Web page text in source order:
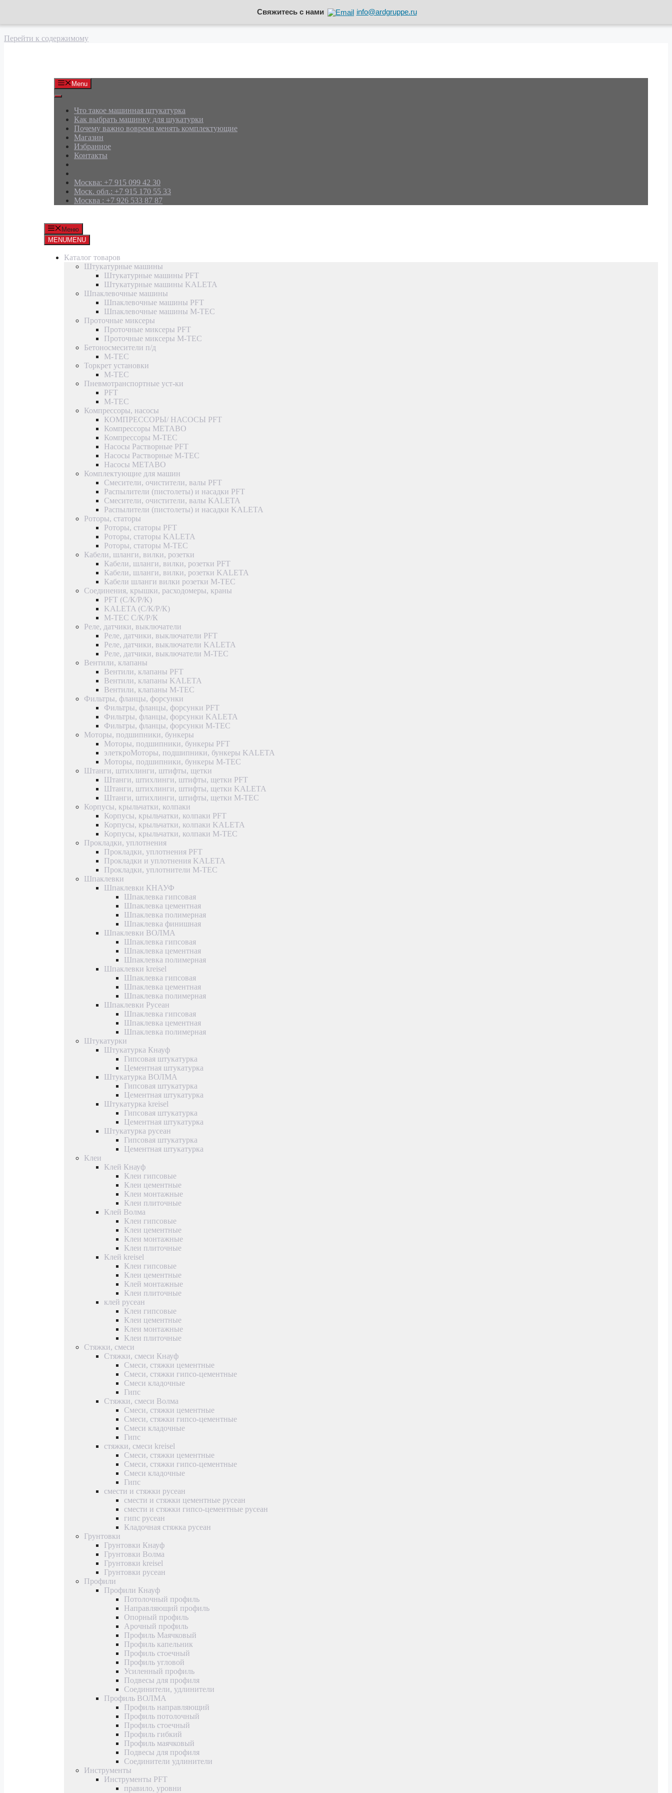
Свяжитесь с нами info@ardgruppe.ru
Перейти к содержимому
Menu
Что такое машинная штукатурка
Как выбрать машинку для шукатурки
Почему важно вовремя менять комплектующие
Магазин
Избранное
Контакты
Москва: +7 915 099 42 30
Моск. обл.: +7 915 170 55 33
Москва : +7 926 533 87 87
Меню
MENUMENU
Каталог товаров
Штукатурные машины
Штукатурные машины PFT
Штукатурные машины KALETA
Шпаклевочные машины
Шпаклевочные машины PFT
Шпаклевочные машины M-TEC
Проточные миксеры
Проточные миксеры PFT
Проточные миксеры M-TEC
Бетоносмесители п/д
M-TEC
Торкрет установки
M-TEC
Пневмотранспортные уст-ки
PFT
M-TEC
Компрессоры, насосы
КОМПРЕССОРЫ/ НАСОСЫ PFT
Компрессоры METABO
Компрессоры M-TEC
Насосы Растворные PFT
Насосы Растворные M-TEC
Насосы METABO
Комплектующие для машин
Смесители, очистители, валы PFT
Распылители (пистолеты) и насадки PFT
Смесители, очистители, валы KALETA
Распылители (пистолеты) и насадки KALETA
Роторы, статоры
Роторы, статоры PFT
Роторы, статоры KALETA
Роторы, статоры M-TEC
Кабели, шланги, вилки, розетки
Кабели, шланги, вилки, розетки PFT
Кабели, шланги, вилки, розетки KALETA
Кабели шланги вилки розетки M-TEC
Соединения, крышки, расходомеры, краны
PFT (С/К/Р/К)
KALETA (С/К/Р/К)
M-TEC С/К/Р/К
Реле, датчики, выключатели
Реле, датчики, выключатели PFT
Реле, датчики, выключатели KALETA
Реле, датчики, выключатели M-TEC
Вентили, клапаны
Вентили, клапаны PFT
Вентили, клапаны KALETA
Вентили, клапаны M-TEC
Фильтры, фланцы, форсунки
Фильтры, фланцы, форсунки PFT
Фильтры, фланцы, форсунки KALETA
Фильтры, фланцы, форсунки M-TEC
Моторы, подшипники, бункеры
Моторы, подшипники, бункеры PFT
элеткроМоторы, подшипники, бункеры KALETA
Моторы, подшипники, бункеры M-TEC
Штанги, штихлинги, штифты, щетки
Штанги, штихлинги, штифты, щетки PFT
Штанги, штихлинги, штифты, щетки KALETA
Штанги, штихлинги, штифты, щетки M-TEC
Корпусы, крыльчатки, колпаки
Корпусы, крыльчатки, колпаки PFT
Корпусы, крыльчатки, колпаки KALETA
Корпусы, крыльчатки, колпаки M-TEC
Прокладки, уплотнения
Прокладки, уплотнения PFT
Прокладки и уплотнения KALETA
Прокладки, уплотнители M-TEC
Шпаклевки
Шпаклевки КНАУФ
Шпаклевка гипсовая
Шпаклевка цементная
Шпаклевка полимерная
Шпаклевка финишная
Шпаклевки ВОЛМА
Шпаклевка гипсовая
Шпаклевка цементная
Шпаклевка полимерная
Шпаклевки kreisel
Шпаклевка гипсовая
Шпаклевка цементная
Шпаклевка полимерная
Шпаклевки Русеан
Шпаклевка гипсовая
Шпаклевка цементная
Шпаклевка полимерная
Штукатурки
Штукатурка Кнауф
Гипсовая штукатурка
Цементная штукатурка
Штукатурка ВОЛМА
Гипсовая штукатурка
Цементная штукатурка
Штукатурка kreisel
Гипсовая штукатурка
Цементная штукатурка
Штукатурка русеан
Гипсовая штукатурка
Цементная штукатурка
Клеи
Клей Кнауф
Клеи гипсовые
Клеи цементные
Клеи монтажные
Клеи плиточные
Клей Волма
Клеи гипсовые
Клеи цементные
Клеи монтажные
Клеи плиточные
Клей kreisel
Клеи гипсовые
Клеи цементные
Клей монтажные
Клеи плиточные
клей русеан
Клеи гипсовые
Клеи цементные
Клеи монтажные
Клеи плиточные
Стяжки, смеси
Стяжки, смеси Кнауф
Смеси, стяжки цементные
Смеси, стяжки гипсо-цементные
Смеси кладочные
Гипс
Стяжки, смеси Волма
Смеси, стяжки цементные
Смеси, стяжки гипсо-цементные
Смеси кладочные
Гипс
стяжки, смеси kreisel
Смеси, стяжки цементные
Смеси, стяжки гипсо-цементные
Смеси кладочные
Гипс
смести и стяжки русеан
смести и стяжки цементные русеан
смести и стяжки гипсо-цементные русеан
гипс русеан
Кладочная стяжка русеан
Грунтовки
Грунтовки Кнауф
Грунтовки Волма
Грунтовки kreisel
Грунтовки русеан
Профили
Профили Кнауф
Потолочный профиль
Направляющий профиль
Опорный профиль
Арочный профиль
Профиль Маячковый
Профиль капельник
Профиль стоечный
Профиль угловой
Усиленный профиль
Подвесы для профиля
Соединители, удлинители
Профиль ВОЛМА
Профиль направляющий
Профиль потолочный
Профиль стоечный
Профиль гибкий
Профиль маячковый
Подвесы для профиля
Соединители удлинители
Инструменты
Инструменты PFT
правило, уровни